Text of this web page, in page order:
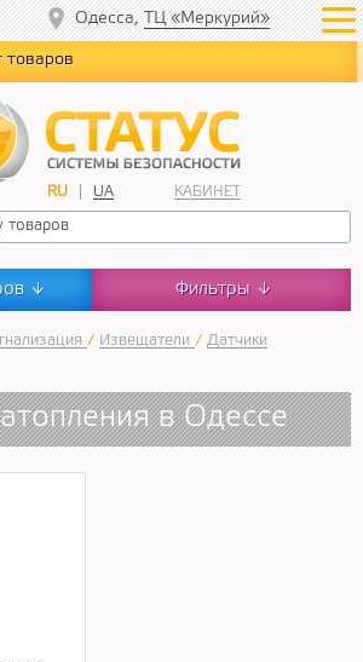
товаров
RU UA КАБИНЕТ
Одесса, ТЦ «Меркурий»
↓ Фильтры ↓
/ Извещатели / Датчики
в Одессе